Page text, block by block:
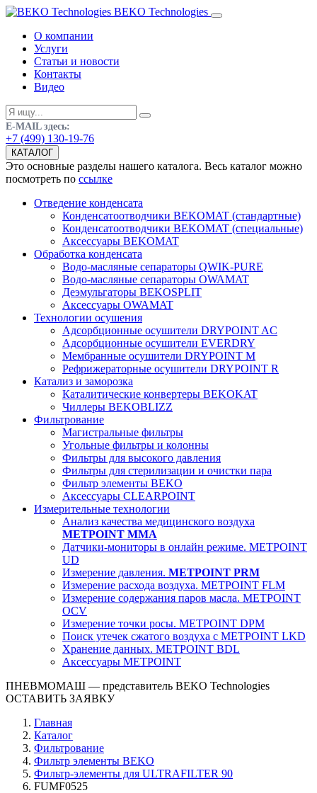
BEKO Technologies
О компании
Услуги
Статьи и новости
Контакты
Видео
E-MAIL здесь:
+7 (499) 130-19-76
КАТАЛОГ
Это основные разделы нашего каталога. Весь каталог можно
посмотреть по ссылке
Отведение конденсата
Конденсатоотводчики BEKOMAT (стандартные)
Конденсатоотводчики BEKOMAT (специальные)
Аксессуары BEKOMAT
Обработка конденсата
Водо-масляные сепараторы QWIK-PURE
Водо-масляные сепараторы OWAMAT
Деэмульгаторы BEKOSPLIT
Аксессуары OWAMAT
Технологии осушения
Адсорбционные осушители DRYPOINT AC
Адсорбционные осушители EVERDRY
Мембранные осушители DRYPOINT M
Рефрижераторные осушители DRYPOINT R
Катализ и заморозка
Каталитические конвертеры BEKOKAT
Чиллеры BEKOBLIZZ
Фильтрование
Магистральные фильтры
Угольные фильтры и колонны
Фильтры для высокого давления
Фильтры для стерилизации и очистки пара
Фильтр элементы BEKO
Аксессуары CLEARPOINT
Измерительные технологии
Анализ качества медицинского воздуха
METPOINT MMA
Датчики-мониторы в онлайн режиме. METPOINT
UD
Измерение давления. METPOINT PRM
Измерение расхода воздуха. METPOINT FLM
Измерение содержания паров масла. METPOINT
OCV
Измерение точки росы. METPOINT DPM
Поиск утечек сжатого воздуха с METPOINT LKD
Хранение данных. METPOINT BDL
Аксессуары METPOINT
ПНЕВМОМАШ — представитель BEKO Technologies
ОСТАВИТЬ ЗАЯВКУ
Главная
Каталог
Фильтрование
Фильтр элементы BEKO
Фильтр-элементы для ULTRAFILTER 90
FUMF0525